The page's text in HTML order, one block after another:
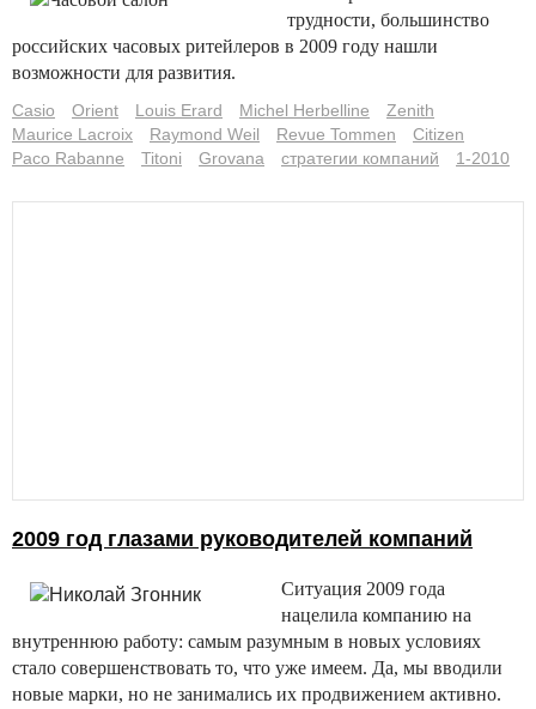
трудности, большинство
российских часовых ритейлеров в 2009 году нашли
возможности для развития.
Casio Orient Louis Erard Michel Herbelline
Zenith
Maurice Lacroix
Raymond Weil Revue Tommen
Citizen
Paco Rabanne
Titoni Grovana стратегии компаний 1-2010
2009 год глазами руководителей компаний
Ситуация 2009 года
нацелила компанию на
внутреннюю работу: самым разумным в новых условиях
стало совершенствовать то, что уже имеем. Да, мы вводили
новые марки, но не занимались их продвижением активно.